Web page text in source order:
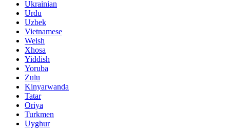
Ukrainian
Urdu
Uzbek
Vietnamese
Welsh
Xhosa
Yiddish
Yoruba
Zulu
Kinyarwanda
Tatar
Oriya
Turkmen
Uyghur